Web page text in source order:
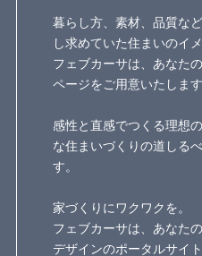
暮らし方、素材、品質な
し求めていた住まいのイ
フェブカーサは、あなた
ページをご用意いたします
感性と直感でつくる理想
な住まいづくりの道しる
す。
家づくりにワクワクを。
フェブカーサは、あなた
デザインのポータルサイト